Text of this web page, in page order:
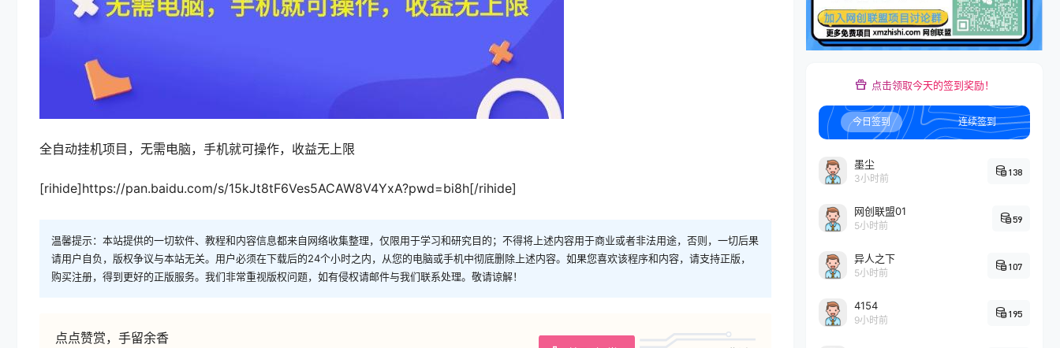
全自动挂机项目，无需电脑，手机就可操作，收益无上限
[rihide]https://pan.baidu.com/s/15kJt8tF6Ves5ACAW8V4YxA?pwd=bi8h[/rihide]
温馨提示：本站提供的一切软件、教程和内容信息都来自网络收集整理，仅限用于学习和研究目的；不得将上述内容用于商业或者非法用途，否则，一切后果
请用户自负，版权争议与本站无关。用户必须在下载后的24个小时之内，从您的电脑或手机中彻底删除上述内容。如果您喜欢该程序和内容，请支持正版，
购买注册，得到更好的正版服务。我们非常重视版权问题，如有侵权请邮件与我们联系处理。敬请谅解！
点点赞赏，手留余香
点击领取今天的签到奖励！
今日签到 连续签到
墨尘
3小时前
138
网创联盟01
5小时前
59
异人之下
5小时前
107
4154
9小时前
195